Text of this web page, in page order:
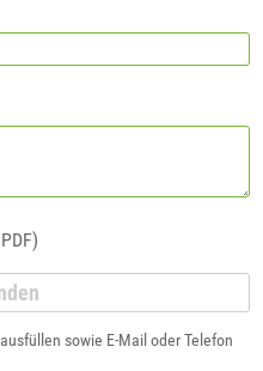
sowie E-Mail oder Telefon